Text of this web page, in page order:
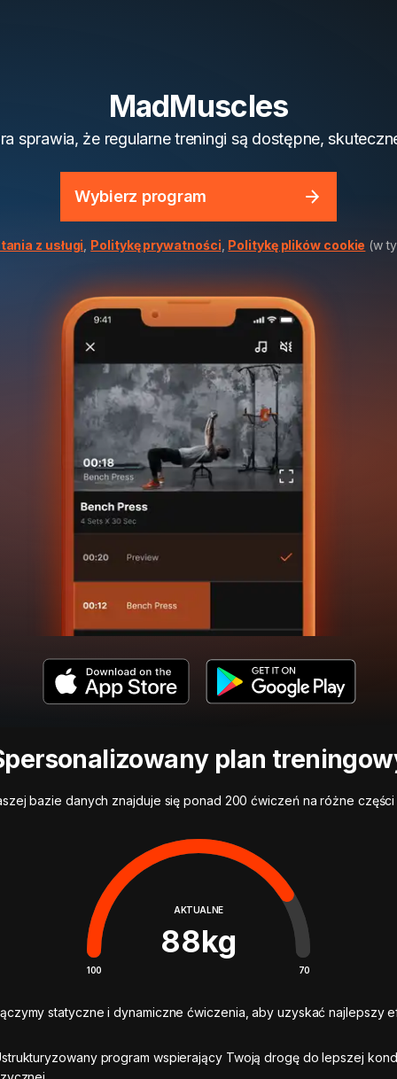
MadMuscles
sprawia, że regularne treningi są dostępne,
Wybierz program
z usługi Politykę prywatności Politykę plików cookie (w
plan
bazie danych znajduje się ponad 200 ćwiczeń na różne części
AKTUALNE
88kg
100 70
statyczne i dynamiczne ćwiczenia, aby uzyskać najlepszy
program wspierający Twoją drogę do lepszej